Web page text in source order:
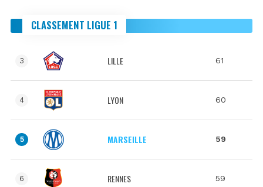
CLASSEMENT LIGUE 1
3 LILLE 61
4 LYON 60
5 MARSEILLE 59
6 RENNES 59